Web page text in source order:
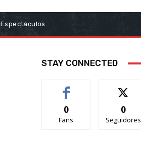
Espectáculos
STAY CONNECTED
0
Fans
0
Seguidores